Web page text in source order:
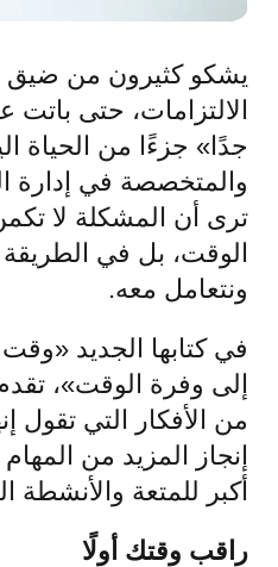
يشكو كثيرون من ضيق
الالتزامات، حتى باتت
جدًا» جزءًا من الحياة
والمتخصصة في إدارة
ترى أن المشكلة لا
الوقت، بل في الطريقة
ونتعامل معه.
في كتابها الجديد
إلى وفرة الوقت»،
من الأفكار التي تقول
إنجاز المزيد من
أكبر للمتعة والأنشطة
راقب وقتك أولًا